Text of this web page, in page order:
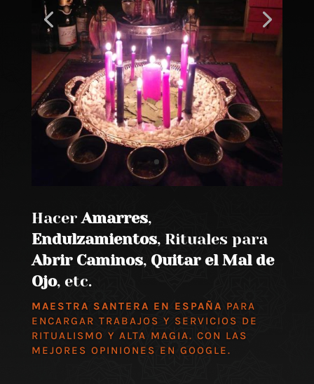
Hacer Amarres,
Endulzamientos, Rituales para
Abrir Caminos, Quitar el Mal de
Ojo, etc.
MAESTRA SANTERA EN ESPAÑA PARA
ENCARGAR TRABAJOS Y SERVICIOS DE
RITUALISMO Y ALTA MAGIA. CON LAS
MEJORES OPINIONES EN GOOGLE.